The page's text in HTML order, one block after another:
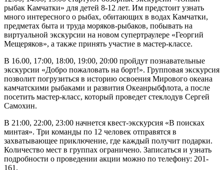
рыбак Камчатки» для детей 8-12 лет. Им предстоит узнать
много интересного о рыбах, обитающих в водах Камчатки,
предметах быта и труда моряков-рыбаков, побывать на
виртуальной экскурсии на новом супертраулере «Георгий
Мещеряков», а также принять участие в мастер-классе.
В 16.00, 17:00, 18:00, 19:00, 20:00 пройдут познавательные
экскурсии «Добро пожаловать на борт!». Групповая экскурсия
позволит погрузиться в историю освоения Мирового океана
камчатскими рыбаками и развития Океанрыбфлота, а после
посетить мастер-класс, который проведет стеклодув Сергей
Самохин.
В 21:00, 22:00, 23:00 начнется квест-экскурсия «В поисках
минтая». Три команды по 12 человек отправятся в
захватывающее приключение, где каждый получит подарки.
Количество мест в группах ограничено. Записаться и узнать
подробности о проведении акции можно по телефону: 201-
161.